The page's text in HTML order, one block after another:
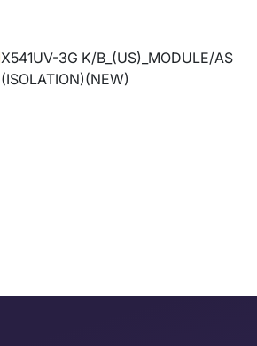
X541UV-3G K/B_(US)_MODULE/AS
(ISOLATION)(NEW)